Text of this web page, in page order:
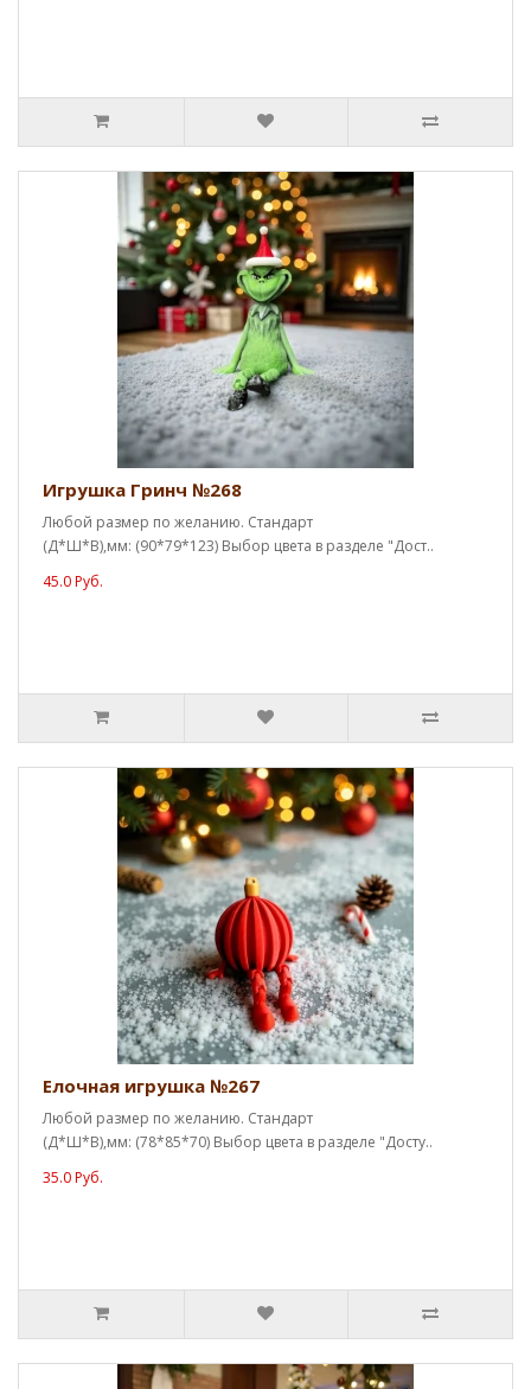
Игрушка Гринч №268
Любой размер по желанию. Стандарт
(Д*Ш*В),мм: (90*79*123) Выбор цвета в разделе "Дост..
45.0 Руб.
Елочная игрушка №267
Любой размер по желанию. Стандарт
(Д*Ш*В),мм: (78*85*70) Выбор цвета в разделе "Досту..
35.0 Руб.